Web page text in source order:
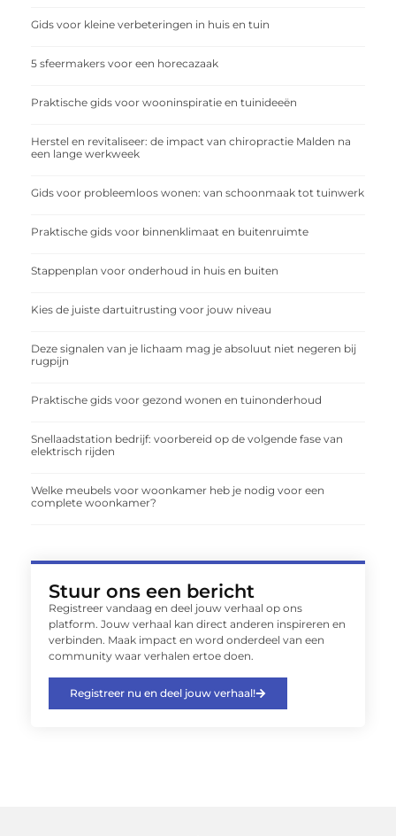
Gids voor kleine verbeteringen in huis en tuin
5 sfeermakers voor een horecazaak
Praktische gids voor wooninspiratie en tuinideeën
Herstel en revitaliseer: de impact van chiropractie Malden na
een lange werkweek
Gids voor probleemloos wonen: van schoonmaak tot tuinwerk
Praktische gids voor binnenklimaat en buitenruimte
Stappenplan voor onderhoud in huis en buiten
Kies de juiste dartuitrusting voor jouw niveau
Deze signalen van je lichaam mag je absoluut niet negeren bij
rugpijn
Praktische gids voor gezond wonen en tuinonderhoud
Snellaadstation bedrijf: voorbereid op de volgende fase van
elektrisch rijden
Welke meubels voor woonkamer heb je nodig voor een
complete woonkamer?
Stuur ons een bericht
Registreer vandaag en deel jouw verhaal op ons
platform. Jouw verhaal kan direct anderen inspireren en
verbinden. Maak impact en word onderdeel van een
community waar verhalen ertoe doen.
Registreer nu en deel jouw verhaal!